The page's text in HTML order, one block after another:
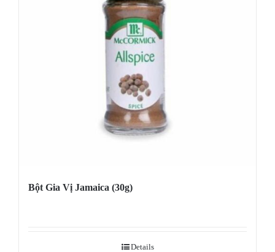
Bột Gia Vị Jamaica (30g)
Details